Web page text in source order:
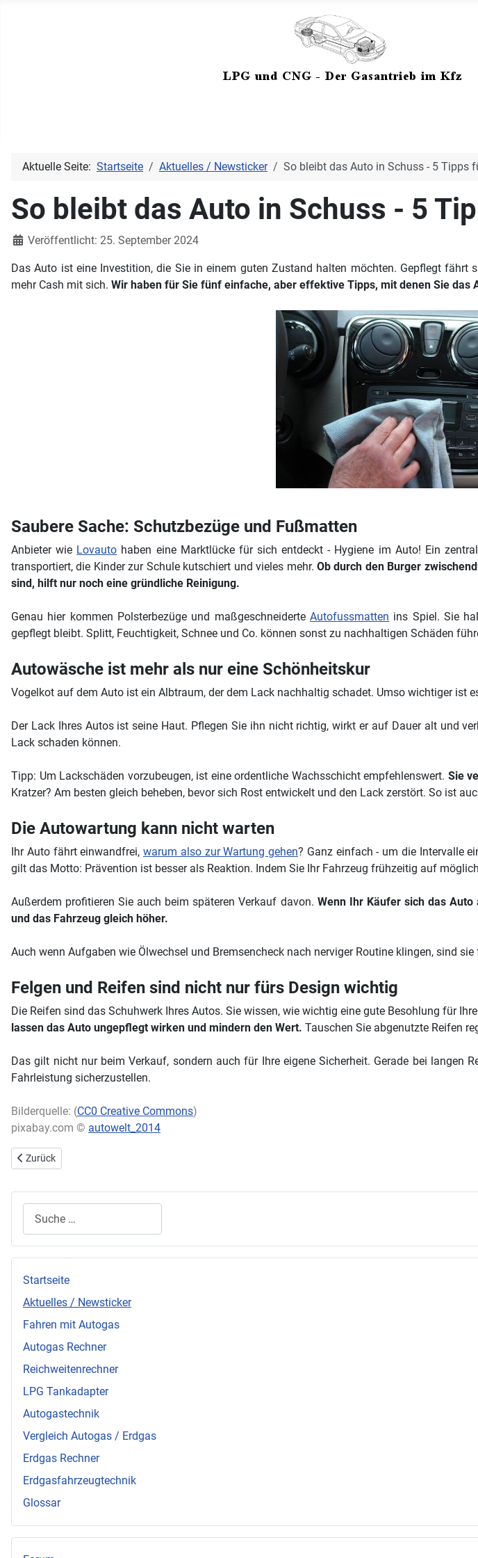
Aktuelle Seite: Startseite Aktuelles / Newsticker So bleibt das Auto in Schuss - 5 Tipps
So bleibt das Auto in Schuss - 5
DetailsVeröffentlicht: 25. September 2024
Das Auto ist eine Investition, die Sie in einem guten Zustand halten möchten. Gepflegt fährt
mehr Cash mit sich. Wir haben für Sie fünf einfache, aber effektive Tipps, mit denen Sie das
Saubere Sache: Schutzbezüge und Fußmatten
Anbieter wie Lovauto haben eine Marktlücke für sich entdeckt - Hygiene im Auto! Ein
transportiert, die Kinder zur Schule kutschiert und vieles mehr. Ob durch den Burger
sind, hilft nur noch eine gründliche Reinigung.
Genau hier kommen Polsterbezüge und maßgeschneiderteAutofussmatten ins Spiel. Sie
gepflegt bleibt. Splitt, Feuchtigkeit, Schnee und Co. können sonst zu nachhaltigen Schäden
Autowäsche ist mehr als nur eine Schönheitskur
Vogelkot auf dem Auto ist ein Albtraum, der dem Lack nachhaltig schadet. Umso wichtiger ist
Der Lack Ihres Autos ist seine Haut. Pflegen Sie ihn nicht richtig, wirkt er auf Dauer alt und
Lack schaden können.
Tipp: Um Lackschäden vorzubeugen, ist eine ordentliche Wachsschicht empfehlenswert. Sie
Kratzer? Am besten gleich beheben, bevor sich Rost entwickelt und den Lack zerstört. So ist
Die Autowartung kann nicht warten
Ihr Auto fährt einwandfrei, warum also zur Wartung gehen? Ganz einfach - um die Intervalle
gilt das Motto: Prävention ist besser als Reaktion. Indem Sie Ihr Fahrzeug frühzeitig auf
Außerdem profitieren Sie auch beim späteren Verkauf davon. Wenn Ihr Käufer sich das
und das Fahrzeug gleich höher.
Auch wenn Aufgaben wie Ölwechsel und Bremsencheck nach nerviger Routine klingen, sind
Felgen und Reifen sind nicht nur fürs Design wichtig
Die Reifen sind das Schuhwerk Ihres Autos. Sie wissen, wie wichtig eine gute Besohlung für
lassen das Auto ungepflegt wirken und mindern den Wert. Tauschen Sie abgenutzte Reifen
Das gilt nicht nur beim Verkauf, sondern auch für Ihre eigene Sicherheit. Gerade bei
Fahrleistung sicherzustellen.
Bilderquelle: (CC0 Creative Commons)
pixabay.com © autowelt_2014
Vorheriger Beitrag: Anhängerkupplungen: Was für Unterschiede gibt es?
Zurück
Startseite
Aktuelles / Newsticker
Fahren mit Autogas
Autogas Rechner
Reichweitenrechner
LPG Tankadapter
Autogastechnik
Vergleich Autogas / Erdgas
Erdgas Rechner
Erdgasfahrzeugtechnik
Glossar